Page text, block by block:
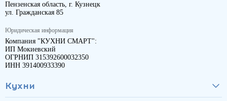
Пензенская область, г. Кузнецк
ул. Гражданская 85
Юридическая информация
Компания "КУХНИ СМАРТ":
ИП Мокиевский
ОГРНИП 315392600032350
ИНН 391400933390
Кухни